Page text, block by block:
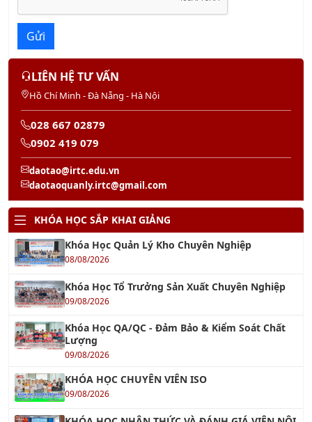
Khóa Học Hành Chính Nhân Sự Chuyên Nghiệp
22/08/2026
13/08/2026
Khóa học Kỹ Năng Soạn Thảo Văn Bản Hành
Chính
14/08/2026
Khóa học Xây Dựng Khung Năng Lực Nhân Sự
20/08/2026
Khóa học Xây dựng Đội Ngũ Kế Thừa
13/08/2026
Khóa học Kỹ năng Kích hoạt Năng suất Nhân
viên
KHÓA AI
Khóa học Tối ưu hóa Quản lý Sản xuất với Chat
GPT